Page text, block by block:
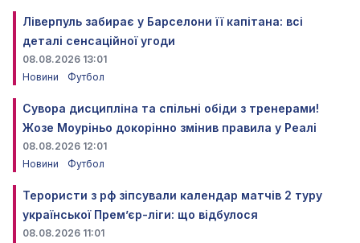
Ліверпуль забирає у Барселони її капітана: всі
деталі сенсаційної угоди
08.08.2026 13:01
Новини
Футбол
Сувора дисципліна та спільні обіди з тренерами!
Жозе Моуріньо докорінно змінив правила у Реалі
08.08.2026 12:01
Новини
Футбол
Терористи з рф зіпсували календар матчів 2 туру
української Прем’єр-ліги: що відбулося
08.08.2026 11:01